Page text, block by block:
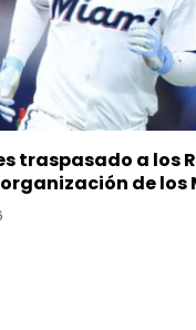
traspasado a los
de los